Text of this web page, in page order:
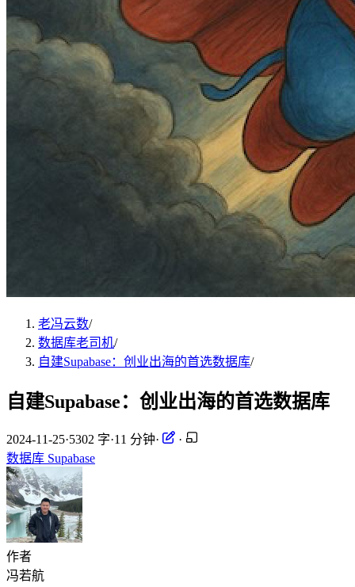
老冯云数/
数据库老司机/
自建Supabase：创业出海的首选数据库/
自建Supabase：创业出海的首选数据库
2024-11-25·5302 字·11 分钟·
·
数据库 Supabase
作者
冯若航